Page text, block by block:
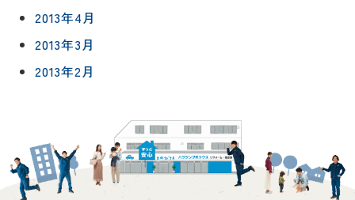
2013年4月
2013年3月
2013年2月